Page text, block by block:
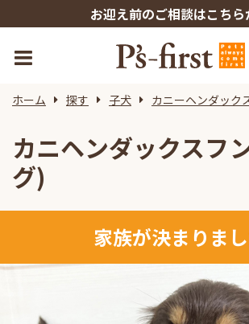
お迎え前のご相談はこち
ホーム 探す 子犬 カニーヘンダック
カニヘンダックスフ
グ)
家族が決まりま